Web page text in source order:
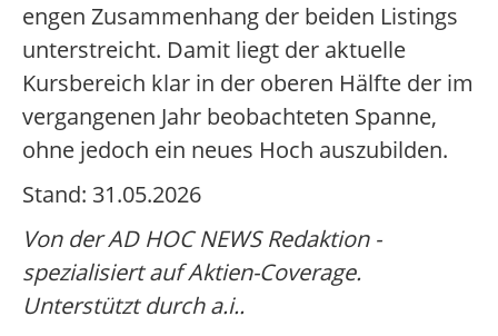
engen Zusammenhang der beiden Listings
unterstreicht. Damit liegt der aktuelle
Kursbereich klar in der oberen Hälfte der im
vergangenen Jahr beobachteten Spanne,
ohne jedoch ein neues Hoch auszubilden.
Stand: 31.05.2026
Von der AD HOC NEWS Redaktion -
spezialisiert auf Aktien-Coverage.
Unterstützt durch a.i..